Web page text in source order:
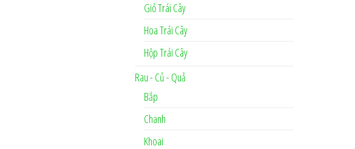
Giỏ Trái Cây
Hoa Trái Cây
Hộp Trái Cây
Rau - Củ - Quả
Bắp
Chanh
Khoai